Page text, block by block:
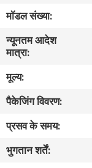
में
कारखाना
भ्रमण
गुणवत्ता
नियंत्रण
मॉडल संख्या:
न्यूनतम आदेश
मात्रा:
मूल्य:
पैकेजिंग विवरण:
प्रसव के समय:
भुगतान शर्तें: